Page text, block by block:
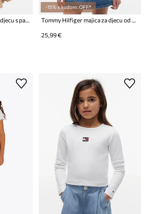
-15% s kodom: OFF*
25,99 €